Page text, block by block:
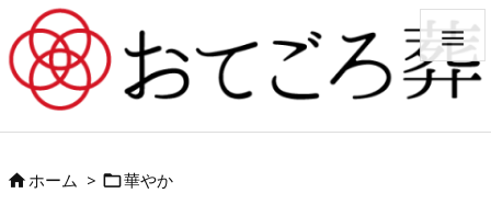

ホーム > 華やか